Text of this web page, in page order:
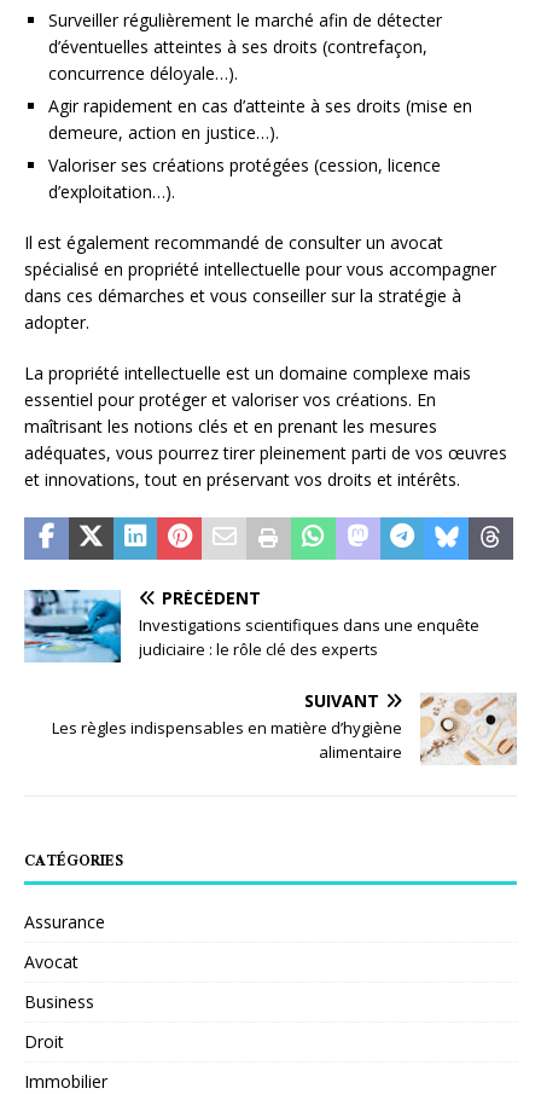
Surveiller régulièrement le marché afin de détecter
d’éventuelles atteintes à ses droits (contrefaçon,
concurrence déloyale…).
Agir rapidement en cas d’atteinte à ses droits (mise en
demeure, action en justice…).
Valoriser ses créations protégées (cession, licence
d’exploitation…).
Il est également recommandé de consulter un avocat
spécialisé en propriété intellectuelle pour vous accompagner
dans ces démarches et vous conseiller sur la stratégie à
adopter.
La propriété intellectuelle est un domaine complexe mais
essentiel pour protéger et valoriser vos créations. En
maîtrisant les notions clés et en prenant les mesures
adéquates, vous pourrez tirer pleinement parti de vos œuvres
et innovations, tout en préservant vos droits et intérêts.
PRÉCÉDENT
Investigations scientifiques dans une enquête
judiciaire : le rôle clé des experts
SUIVANT
Les règles indispensables en matière d’hygiène
alimentaire
CATÉGORIES
Assurance
Avocat
Business
Droit
Immobilier